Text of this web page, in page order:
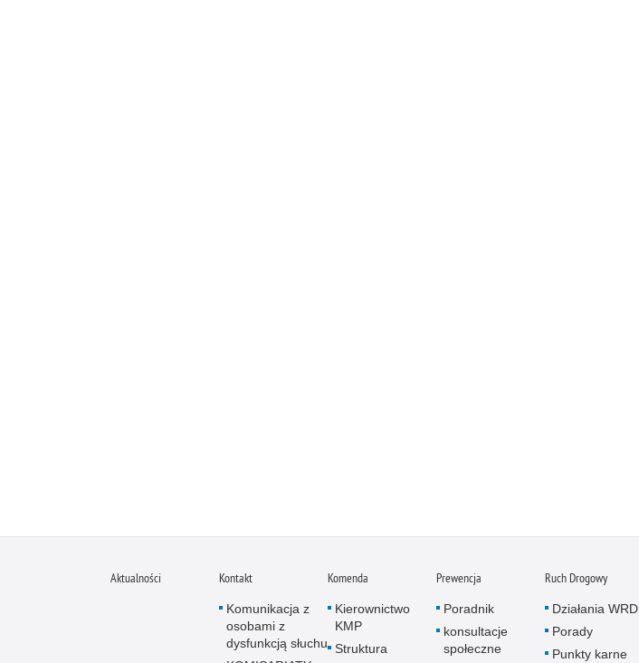
Aktualności Kontakt
Komunikacja z
osobami z
dysfunkcją słuchu
Komenda
Kierownictwo
KMP
Struktura
Prewencja
Poradnik
konsultacje
społeczne
Ruch Drogowy
Działania WRD
Porady
Punkty karne